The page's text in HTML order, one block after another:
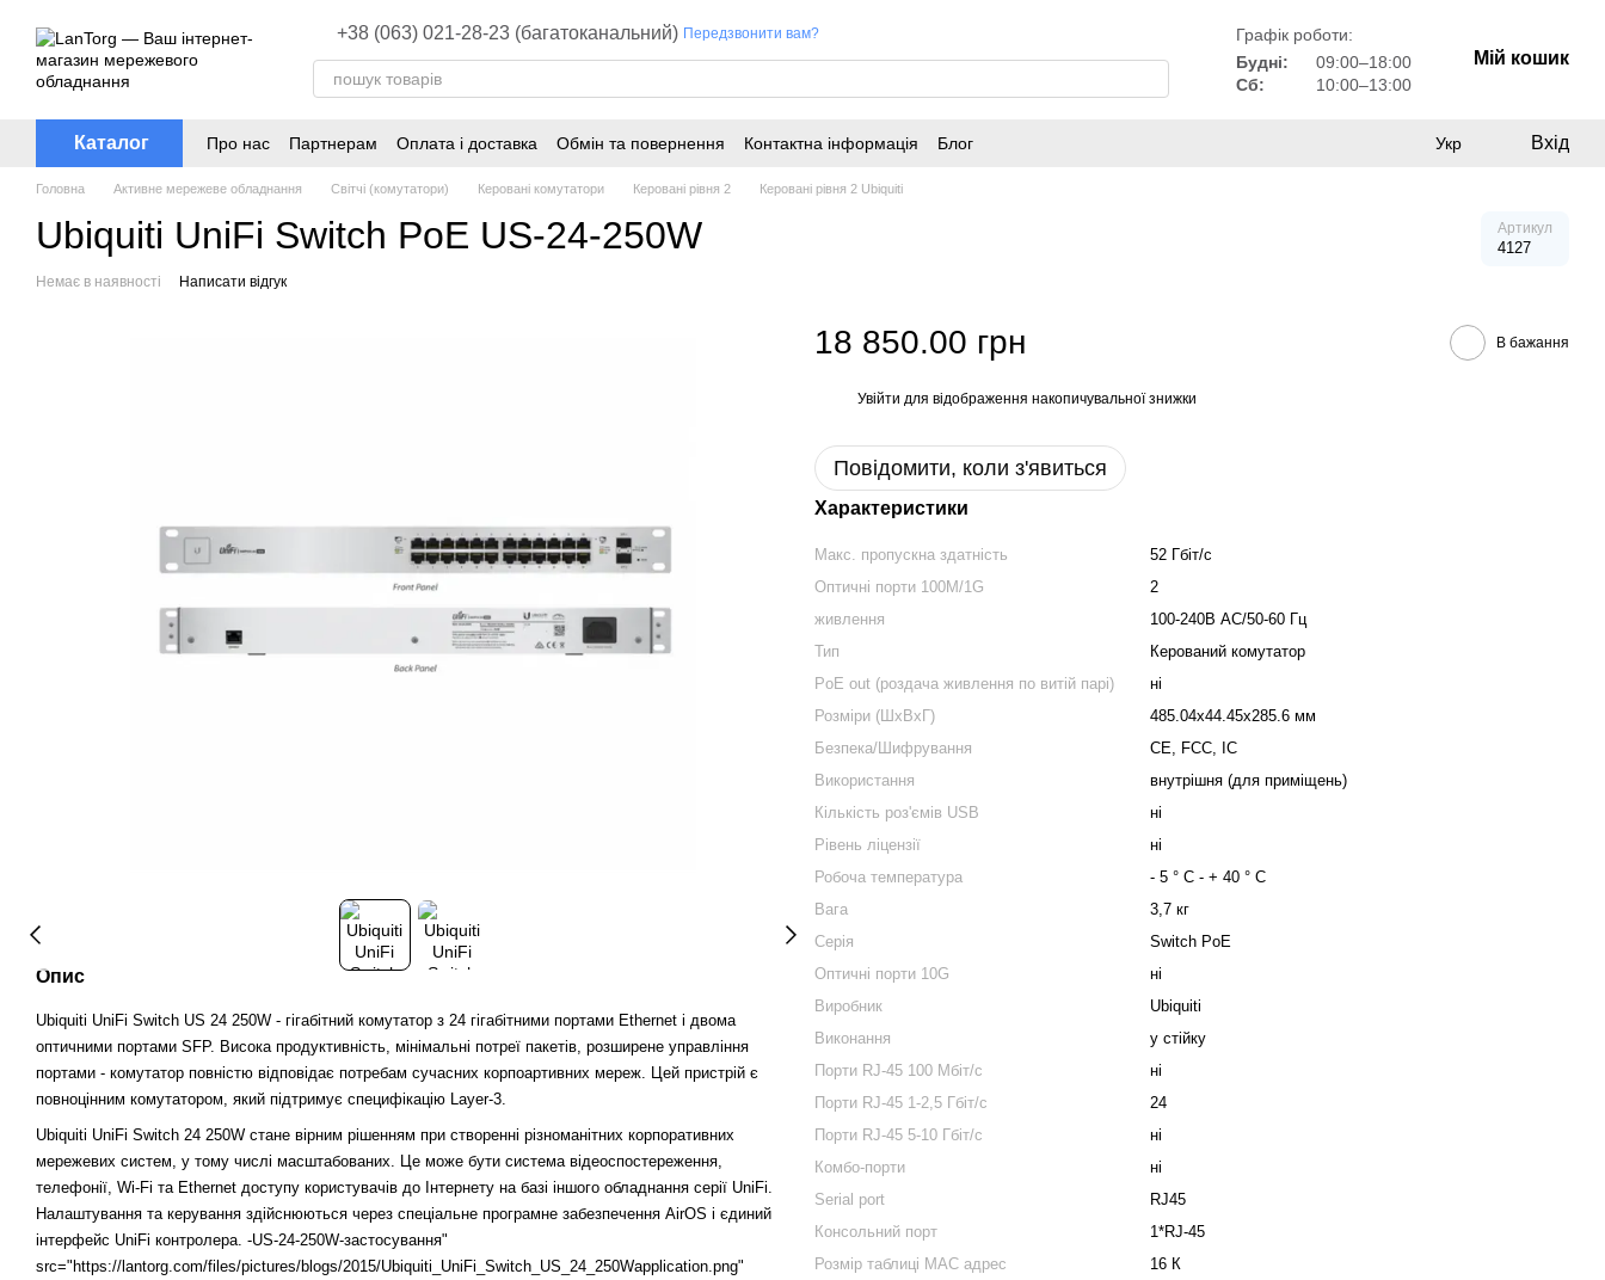
+38 (063) 021-28-23 (багатоканальний) Передзвонити вам?
Графік роботи:
Будні:
09:00–18:00
Сб:
10:00–13:00
Мій кошик
Каталог Про нас Партнерам Оплата і доставка Обмін та повернення Контактна інформація Блог Укр Вхід
Головна Активне мережеве обладнання Світчі (комутатори) Керовані комутатори Керовані рівня 2 Керовані рівня 2 Ubiquiti
Ubiquiti UniFi Switch PoE US-24-250W Артикул
4127
Немає в наявності Написати відгук
Опис
Ubiquiti UniFi Switch US 24 250W - гігабітний комутатор з 24 гігабітними портами Ethernet і двома
оптичними портами SFP. Висока продуктивність, мінімальні потреї пакетів, розширене управління
портами - комутатор повністю відповідає потребам сучасних корпоартивних мереж. Цей пристрій є
повноцінним комутатором, який підтримує специфікацію Layer-3.
Ubiquiti UniFi Switch 24 250W стане вірним рішенням при створенні різноманітних корпоративних
мережевих систем, у тому числі масштабованих. Це може бути система відеоспостереження,
телефонії, Wi-Fi та Ethernet доступу користувачів до Інтернету на базі іншого обладнання серії UniFi.
Налаштування та керування здійснюються через спеціальне програмне забезпечення AirOS і єдиний
інтерфейс UniFi контролера. -US-24-250W-застосування"
src="https://lantorg.com/files/pictures/blogs/2015/Ubiquiti_UniFi_Switch_US_24_250Wapplication.png"
18 850.00 грн В бажання
Увійти для відображення накопичувальної знижки
Повідомити, коли з'явиться
Характеристики
Макс. пропускна здатність
52 Гбіт/c
Оптичні порти 100M/1G
2
живлення
100-240В AC/50-60 Гц
Тип
Керований комутатор
PoE out (роздача живлення по витій парі)
ні
Розміри (ШxВxГ)
485.04x44.45x285.6 мм
Безпека/Шифрування
CE, FCC, IC
Використання
внутрішня (для приміщень)
Кількість роз'ємів USB
ні
Рівень ліцензії
ні
Робоча температура
- 5 ° С - + 40 ° С
Вага
3,7 кг
Серія
Switch PoE
Оптичні порти 10G
ні
Виробник
Ubiquiti
Виконання
у стійку
Порти RJ-45 100 Мбіт/с
ні
Порти RJ-45 1-2,5 Гбіт/с
24
Порти RJ-45 5-10 Гбіт/с
ні
Комбо-порти
ні
Serial port
RJ45
Консольний порт
1*RJ-45
Розмір таблиці MAC адрес
16 К